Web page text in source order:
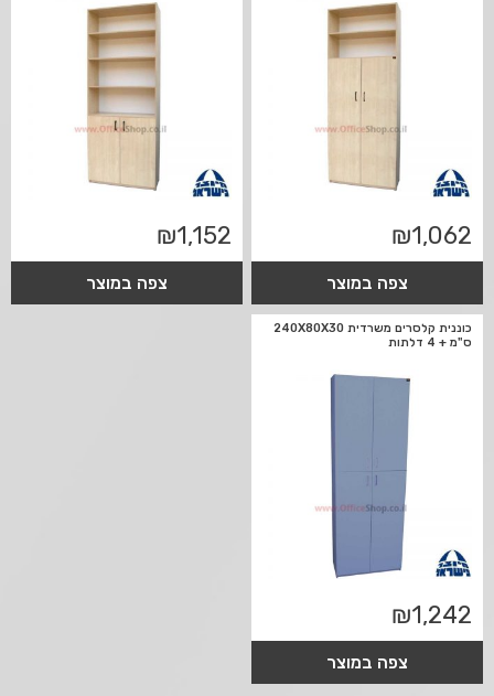
₪1,062
צפה במוצר
₪1,152
צפה במוצר
כוננית קלסרים משרדית 240X80X30
ס"מ + 4 דלתות
₪1,242
צפה במוצר